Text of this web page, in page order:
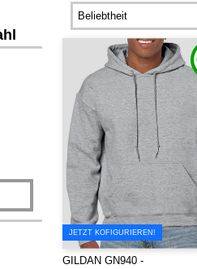
JETZT KOFIGURIEREN!
GILDAN GN940 -